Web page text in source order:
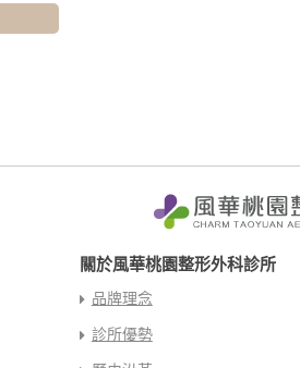
關於風華桃園整形外科診所
品牌理念
診所優勢